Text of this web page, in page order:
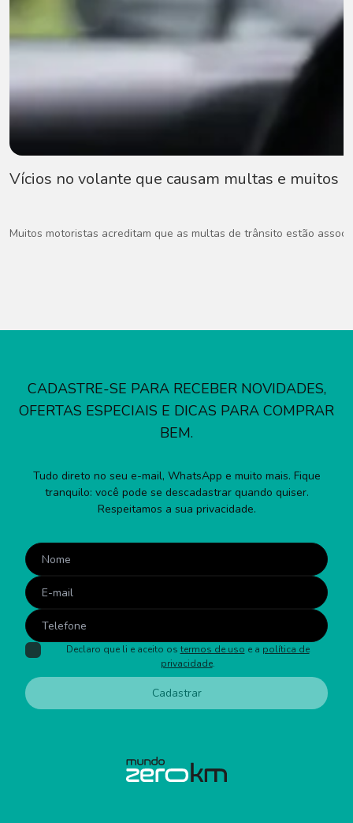
Vícios no volante que causam multas e muitos
Muitos motoristas acreditam que as multas de trânsito estão
CADASTRE-SE PARA RECEBER NOVIDADES,
OFERTAS ESPECIAIS E DICAS PARA COMPRAR
BEM.
Tudo direto no seu e-mail, WhatsApp e muito mais. Fique
tranquilo: você pode se descadastrar quando quiser.
Respeitamos a sua privacidade.
Declaro que li e aceito os termos de uso e a política de
privacidade.
Cadastrar